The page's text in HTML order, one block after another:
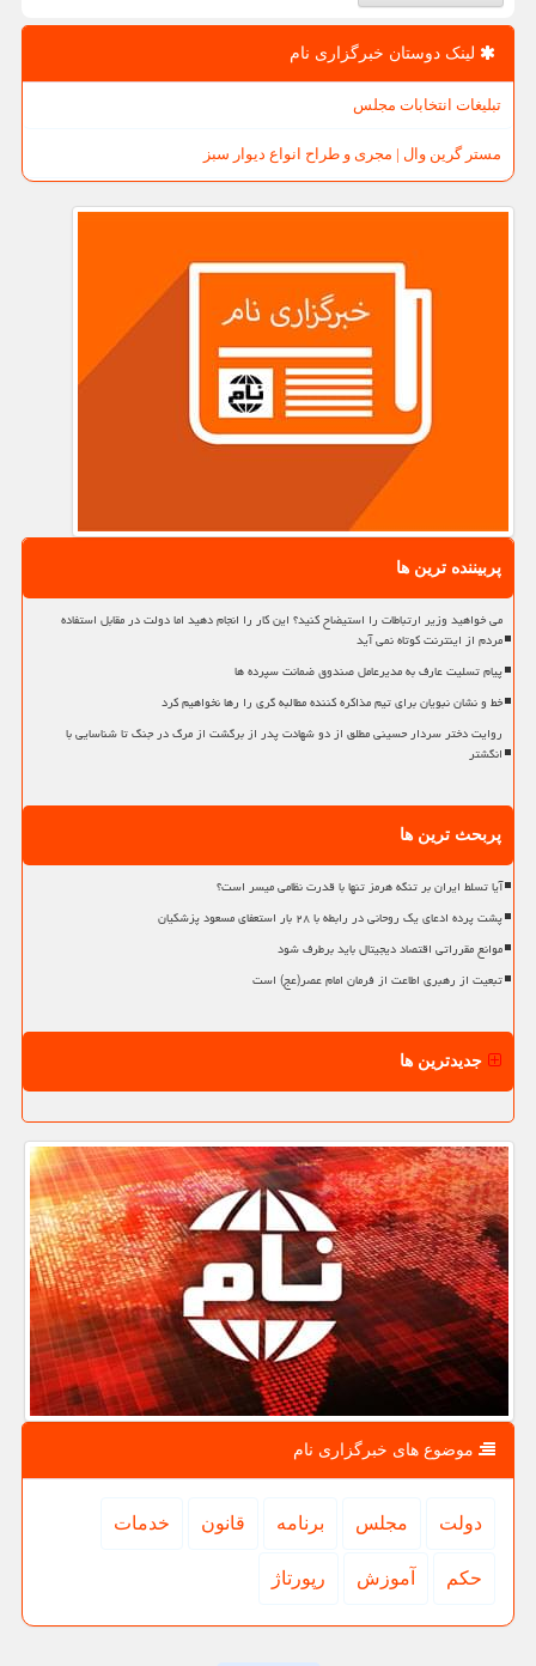
لینک دوستان خبرگزاری نام
تبلیغات انتخابات مجلس
مستر گرین وال | مجری و طراح انواع دیوار سبز
پربیننده ترین ها
می خواهید وزیر ارتباطات را استیضاح کنید؟ این کار را انجام دهید اما دولت در مقابل استفاده
مردم از اینترنت کوتاه نمی آید
پیام تسلیت عارف به مدیرعامل صندوق ضمانت سپرده ها
خط و نشان نبویان برای تیم مذاکره کننده مطالبه گری را رها نخواهیم کرد
روایت دختر سردار حسینی مطلق از دو شهادت پدر از برگشت از مرگ در جنگ تا شناسایی با
انگشتر
پربحث ترین ها
آیا تسلط ایران بر تنگه هرمز تنها با قدرت نظامی میسر است؟
پشت پرده ادعای یک روحانی در رابطه با ۲۸ بار استعفای مسعود پزشکیان
موانع مقرراتی اقتصاد دیجیتال باید برطرف شود
تبعیت از رهبری اطاعت از فرمان امام عصر(عج) است
جدیدترین ها
موضوع های خبرگزاری نام
دولت مجلس برنامه قانون خدمات
حكم آموزش رپورتاژ